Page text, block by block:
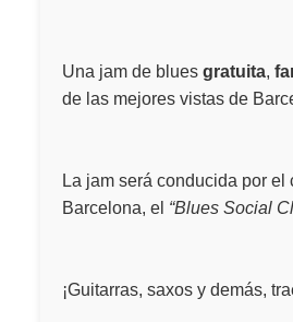
Una jam de blues gratuita,
de las mejores vistas de
La jam será conducida por
Barcelona, el “Blues Social
¡Guitarras, saxos y demás,